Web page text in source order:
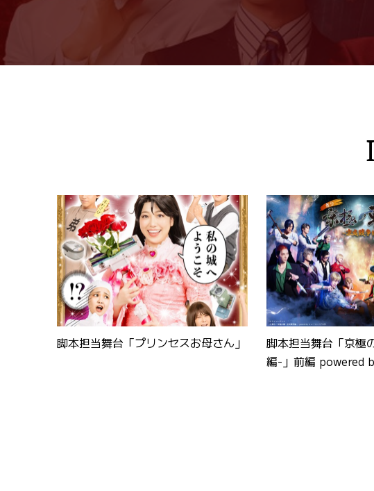
脚本担当舞台「プリンセスお母さん」
脚本担当舞台「京極
編-」前編 powered